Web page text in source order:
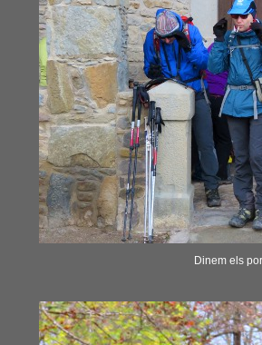
Dinem els